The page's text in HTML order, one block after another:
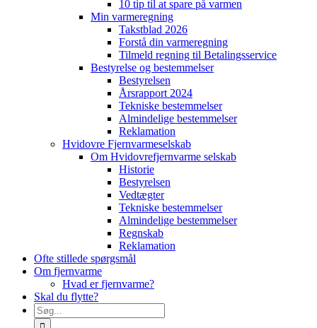
10 tip til at spare på varmen
Min varmeregning
Takstblad 2026
Forstå din varmeregning
Tilmeld regning til Betalingsservice
Bestyrelse og bestemmelser
Bestyrelsen
Årsrapport 2024
Tekniske bestemmelser
Almindelige bestemmelser
Reklamation
Hvidovre Fjernvarmeselskab
Om Hvidovrefjernvarme selskab
Historie
Bestyrelsen
Vedtægter
Tekniske bestemmelser
Almindelige bestemmelser
Regnskab
Reklamation
Ofte stillede spørgsmål
Om fjernvarme
Hvad er fjernvarme?
Skal du flytte?
Søg
efter: